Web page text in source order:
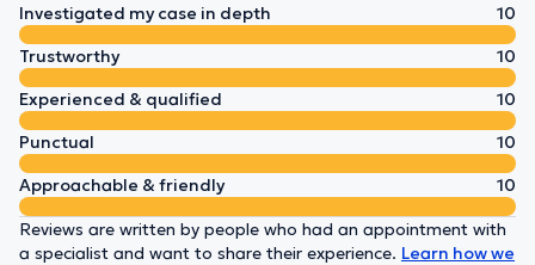
Investigated my case in depth
10
Trustworthy
10
Experienced & qualified
10
Punctual
10
Approachable & friendly
10
Reviews are written by people who had an appointment with
a specialist and want to share their experience. Learn how we